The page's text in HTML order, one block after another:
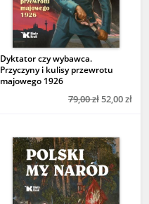
Dyktator czy wybawca.
Przyczyny i kulisy przewrotu
majowego 1926
79,00 zł52,00 zł